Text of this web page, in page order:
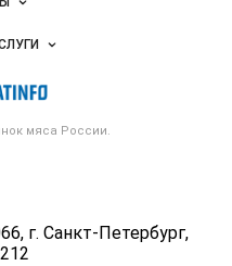
мяса России.
г. Санкт-Петербург,
данных
весе
деликатесы